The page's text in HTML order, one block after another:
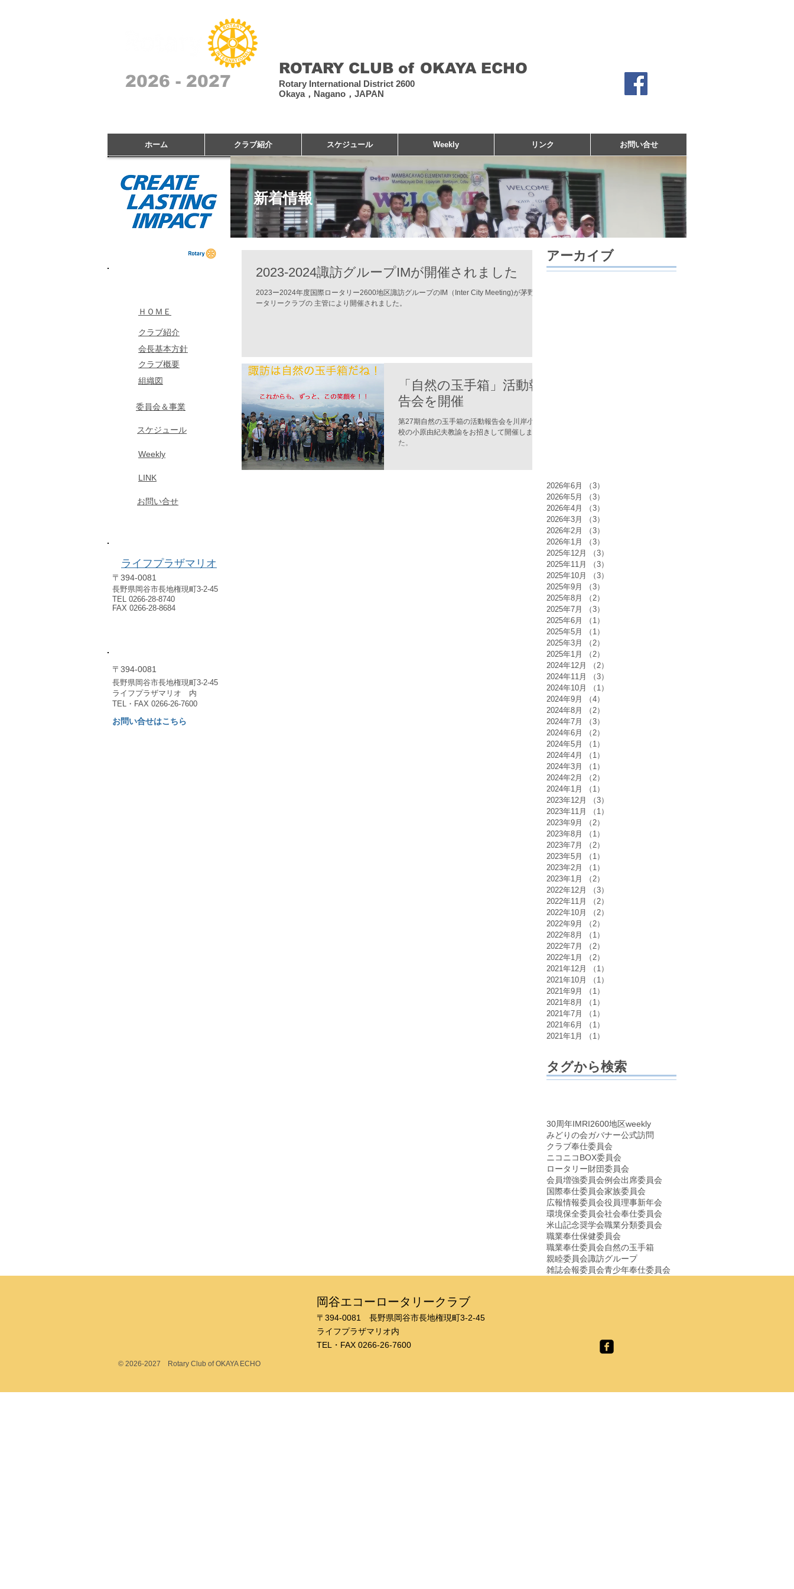
2026 - 2027
ROTARY CLUB of OKAYA ECHO
Rotary International District 2600
Okaya，Nagano，JAPAN
ホーム クラブ紹介 スケジュール Weekly リンク お問い合せ
​新着情報
2023-2024諏訪グループIMが開催されました
2023ー2024年度国際ロータリー2600地区諏訪グループのIM（Inter City Meeting)が茅野ロ
ータリークラブの 主管により開催されました。
「自然の玉手箱」活動報
告会を開催
第27期自然の玉手箱の活動報告会を川岸小学
校の小原由紀夫教諭をお招きして開催しまし
た。
アーカイブ
2026年6月 （3）
2026年5月
（3）
2026年4月
（3）
2026年3月
（3）
2026年2月
（3）
2026年1月
（3）
2025年12月
（3）
2025年11月
（3）
2025年10月
（3）
2025年9月
（3）
2025年8月
（2）
2025年7月
（3）
2025年6月
（1）
2025年5月
（1）
2025年3月
（2）
2025年1月
（2）
2024年12月
（2）
2024年11月
（3）
2024年10月
（1）
2024年9月
（4）
2024年8月
（2）
2024年7月
（3）
2024年6月
（2）
2024年5月
（1）
2024年4月
（1）
2024年3月
（1）
2024年2月
（2）
2024年1月
（1）
2023年12月
（3）
2023年11月
（1）
2023年9月
（2）
2023年8月
（1）
2023年7月
（2）
2023年5月
（1）
2023年2月
（1）
2023年1月
（2）
2022年12月
（3）
2022年11月
（2）
2022年10月
（2）
2022年9月
（2）
2022年8月
（1）
2022年7月
（2）
2022年1月
（2）
2021年12月
（1）
2021年10月
（1）
2021年9月
（1）
2021年8月
（1）
2021年7月
（1）
2021年6月
（1）
2021年1月
（1）
タグから検索
30周年IMRI2600地区weekly
みどりの会ガバナー公式訪問
クラブ奉仕委員会
ニコニコBOX委員会
ロータリー財団委員会
会員増強委員会例会出席委員会
国際奉仕委員会家族委員会
広報情報委員会役員理事新年会
環境保全委員会社会奉仕委員会
米山記念奨学会職業分類委員会
職業奉仕保健委員会
職業奉仕委員会自然の玉手箱
親睦委員会諏訪グループ
雑誌会報委員会青少年奉仕委員会
ライフプラザマリオ
〒394-0081
長野県岡谷市長地権現町3-2-45
TEL 0266-28-8740
FAX 0266-28-8684
​ＨＯＭＥ
クラブ紹介
​会長基本方針
​クラブ概要
組織図
​委員会＆事業
​スケジュール
​Weekly
LINK
​お問い合せ
〒394-0081
長野県岡谷市長地権現町3-2-45
​ライフプラザマリオ 内
TEL・FAX 0266-26-7600
お問い合せはこちら
岡谷エコーロータリークラブ
〒394-0081 長野県岡谷市長地権現町3-2-45
​ライフプラザマリオ内
TEL・FAX 0266-26-7600
© 2026-2027 Rotary Club of OKAYA ECHO